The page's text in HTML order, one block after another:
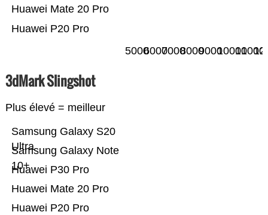
Huawei P20 Pro
Huawei Mate 20 Pro
500060007000800090001000011000
3dMark Slingshot
Plus élevé = meilleur
Huawei P20 Pro
Huawei Mate 20 Pro
Huawei P30 Pro
Samsung Galaxy Note
10+
Samsung Galaxy S20
Ultra